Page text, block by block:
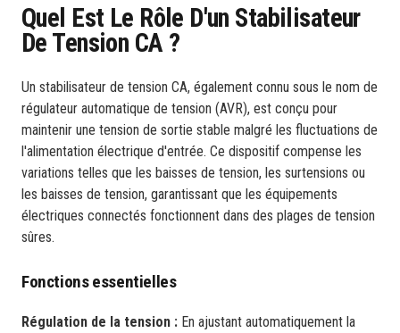
Quel Est Le Rôle D'un Stabilisateur
De Tension CA ?
Un stabilisateur de tension CA, également connu sous le nom de
régulateur automatique de tension (AVR), est conçu pour
maintenir une tension de sortie stable malgré les fluctuations de
l'alimentation électrique d'entrée. Ce dispositif compense les
variations telles que les baisses de tension, les surtensions ou
les baisses de tension, garantissant que les équipements
électriques connectés fonctionnent dans des plages de tension
sûres.
Fonctions essentielles
Régulation de la tension : En ajustant automatiquement la